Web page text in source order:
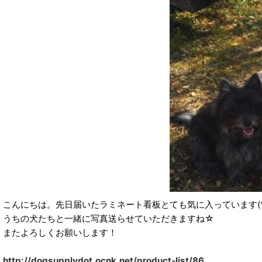
こんにちは。先日届いたラミネート看板とても気に入っています
うちの犬たちと一緒に写真送らせていただきますね☆
またよろしくお願いします！